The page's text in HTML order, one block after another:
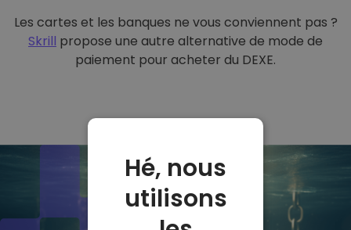
Les cartes et les banques ne vous conviennent pas ?
Skrill propose une autre alternative de mode de
paiement pour acheter du DEXE.
Hé, nous
utilisons